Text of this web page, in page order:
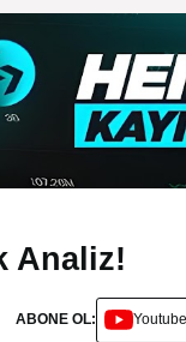
Analiz!
ABONE OL: Youtube